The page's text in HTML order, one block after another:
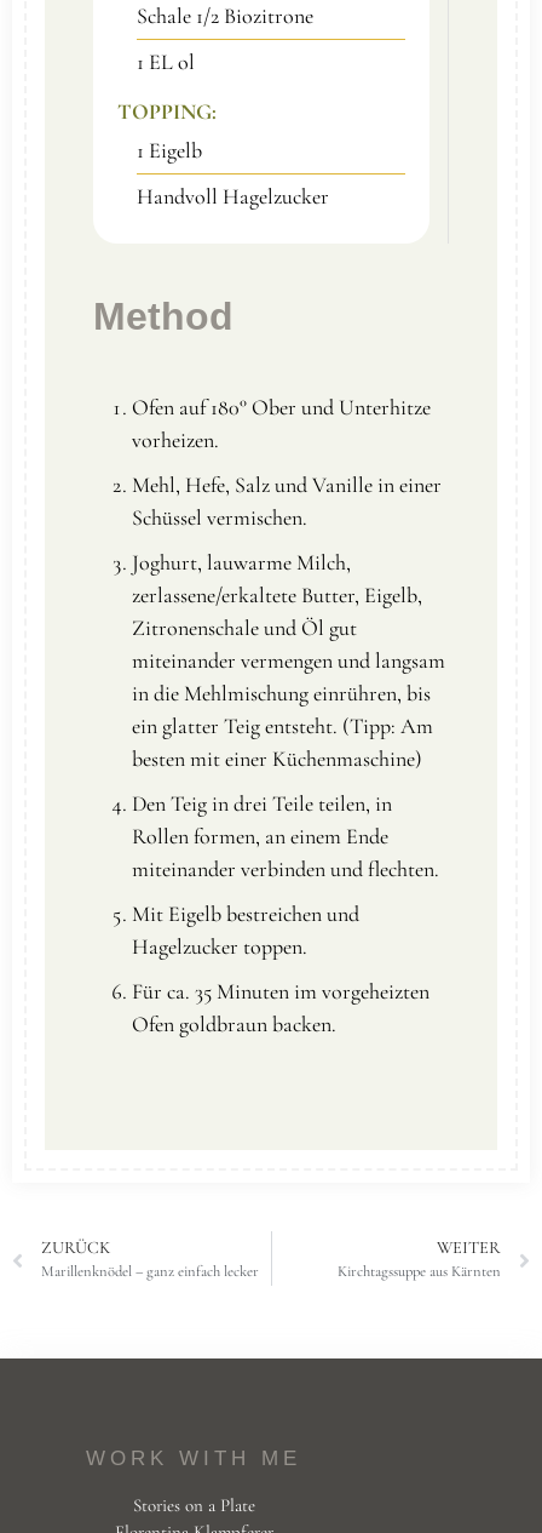
Schale 1/2 Biozitrone
1 ELol
TOPPING:
1 Eigelb
Handvoll Hagelzucker
Method
Ofen auf 180° Ober und Unterhitze
vorheizen.
Mehl, Hefe, Salz und Vanille in einer
Schüssel vermischen.
Joghurt, lauwarme Milch,
zerlassene/erkaltete Butter, Eigelb,
Zitronenschale und Öl gut
miteinander vermengen und langsam
in die Mehlmischung einrühren, bis
ein glatter Teig entsteht. (Tipp: Am
besten mit einer Küchenmaschine)
Den Teig in drei Teile teilen, in
Rollen formen, an einem Ende
miteinander verbinden und flechten.
Mit Eigelb bestreichen und
Hagelzucker toppen.
Für ca. 35 Minuten im vorgeheizten
Ofen goldbraun backen.
ZURÜCK
Marillenknödel – ganz einfach lecker
WEITER
Kirchtagssuppe aus Kärnten
WORK WITH ME
Stories on a Plate